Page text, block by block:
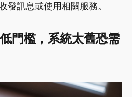
發訊息或使用相關服務。
門檻，系統太舊恐需